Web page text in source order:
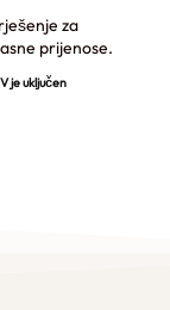
za
prijenose.
je uključen